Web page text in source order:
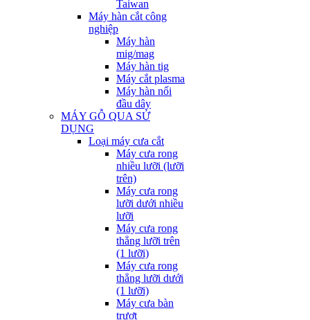
Taiwan
Máy hàn cắt công
nghiệp
Máy hàn
mig/mag
Máy hàn tig
Máy cắt plasma
Máy hàn nối
đầu dây
MÁY GỖ QUA SỬ
DỤNG
Loại máy cưa cắt
Máy cưa rong
nhiều lưỡi (lưỡi
trên)
Máy cưa rong
lưỡi dưới nhiều
lưỡi
Máy cưa rong
thẳng lưỡi trên
(1 lưỡi)
Máy cưa rong
thẳng lưỡi dưới
(1 lưỡi)
Máy cưa bàn
trượt